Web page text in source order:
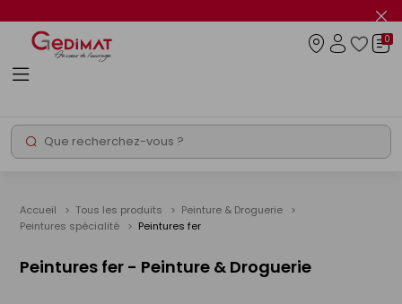
le
info
Rechercher
0
Accueil Tous les produits
Peinture & Droguerie
Peintures spécialité
Peintures fer
Peintures fer - Peinture & Droguerie